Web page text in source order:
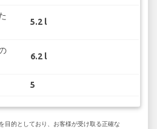
5.2 l
6.2 l
5
目的としており、お客様が受け取る正確な